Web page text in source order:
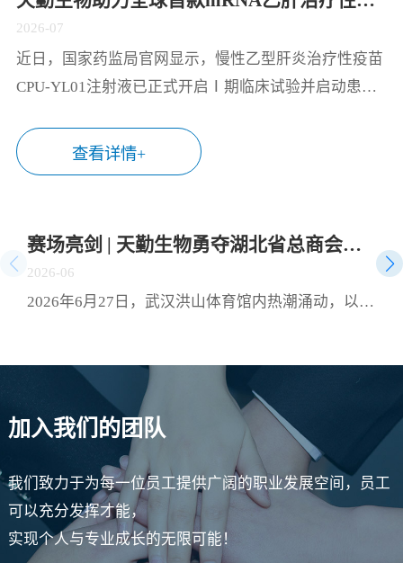
2026-07
近日，国家药监局官网显示，慢性乙型肝炎治疗性疫苗
CPU-YL01注射液已正式开启Ⅰ期临床试验并启动患者
临床批件，展现出广阔的应用前景。CPU-YL01注射液
由江苏创源生命科技有限公司与中国药科大学共同开
理学研究和药代动力学研究服务，助力这一创新药物从
实验室加速走向临床。CPU-YL01：突破性机制，有望
实现功能性治愈CPU-YL01注射液是一款基于mRNA技
Pre-S1-Fc融合蛋白的mRNA序列，经脂质纳米颗粒（LN
P）包裹构建递送系统。其作用机制独特，可激活多种
胞内病原相关模式受体（PRR），具有自身佐剂效应，
无须额外加入疫苗佐剂，通过促进固有免疫应答进而诱
导针对病原体的获得性免疫应答。非临床研究显示，该
疫苗能有效诱导HBV模型小鼠产生HBsAb和anti-PreS1
抗体，逆转慢性HBV感染导致的免疫耐受状态，实现血
查看详情+
赛场亮剑 | 天勤生物勇夺湖北省总商会首届运动会“团结协作奖”
2026-06
2026年6月27日，武汉洪山体育馆内热潮涌动，以“聚力楚商建支点，同心奋进谱华章”为主题的湖北省总商会首届运动会在此盛大开幕。省政协副主席、省工商联主席、省总商会会长党蓁宣布运动会开幕，省委统战部副部长、省工商联党组书记庄光明致辞，省工商联（总商会）领导班子成员及企业家副主席（副会长）等出席开幕式，共同见证这一展现湖北民营经济蓬勃朝气的高光时刻。作为湖北省工商联副会长单位，天勤生物积极响应号召，由董事长任习东亲自带队，组织员工代表队踊跃参赛，与全省62支民营企业及商协会代表队、近千名运动员同场竞技，在竞技与趣味两大板块中切磋技艺、以赛会友。赛场上，天勤生物健儿们参与了羽毛球、拔河、众星捧月等竞技项目，展现出非凡的团队默契。队员们齐心协力、奋勇争先，将敢闯敢拼的楚商精神与凝心聚力的团队协作融为一体，最终荣获“团结协作奖”。此次运动会是湖北省民营企业与商协会交流互动的重要平台，不仅丰富了员工的文体生活，也拉近了企业间的距离，凝聚了发展共识。天勤生物将持续深耕生物医药领域，将体育竞技中的拼劲与干劲转化为推动企业创新发展的强大动力，为湖北民营经济高质量发展贡献“天勤力量”。
加入我们的团队
我们致力于为每一位员工提供广阔的职业发展空间，员工
可以充分发挥才能，
实现个人与专业成长的无限可能！